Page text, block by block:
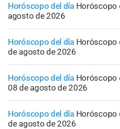
Horóscopo del día Horóscopo
agosto de 2026
Horóscopo del día Horóscopo
de agosto de 2026
Horóscopo del día Horóscopo
08 de agosto de 2026
Horóscopo del día Horóscopo
de agosto de 2026